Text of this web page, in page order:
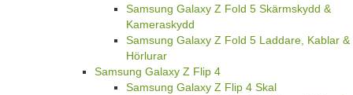
Samsung Galaxy Z Fold 5 Skärmskydd &
Kameraskydd
Samsung Galaxy Z Fold 5 Laddare, Kablar &
Hörlurar
Samsung Galaxy Z Flip 4
Samsung Galaxy Z Flip 4 Skal